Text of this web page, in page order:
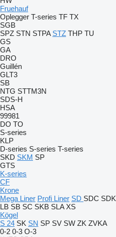
Fruehauf
Oplegger T-series TF TX
SGB
SPZ STN STPA STZ THP TU
GS
GA
DRO
Guillén
GLT3
SB
NTG STTM3N
SDS-H
HSA
99981
DO TO
S-series
KLP
D-series S-series T-series
SKD SKM SP
GTS
K-series
CF
Krone
Mega Liner Profi Liner SD SDC SDK
LB SB SC SKB SLA XS
Kögel
S 24 SK SN SP SV SW ZK ZVKA
0-2 0-3 O-3